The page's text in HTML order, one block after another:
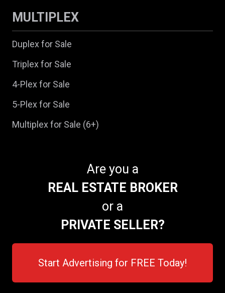
MULTIPLEX
Duplex for Sale
Triplex for Sale
4-Plex for Sale
5-Plex for Sale
Multiplex for Sale (6+)
Are you a
REAL ESTATE BROKER
or a
PRIVATE SELLER?
Start Advertising for FREE Today!